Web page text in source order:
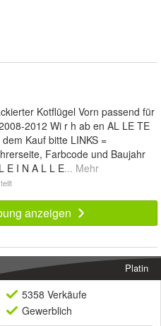
Kotflügel Vorn passend für
2012 Wi r h ab en AL LE TE
Kauf bitte LINKS =
Farbcode und Baujahr
E I N A L L E... Mehr
anzeigen
Platin
5358 Verkäufe
Gewerblich